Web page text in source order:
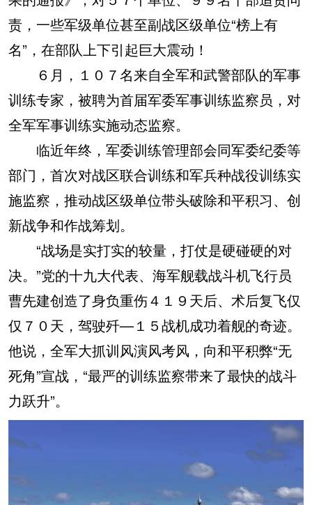
责，一些军级单位甚至副战区级单位“榜上有
名”，在部队上下引起巨大震动！
６月，１０７名来自全军和武警部队的军事
训练专家，被聘为首届军委军事训练监察员，对
全军军事训练实施动态监察。
临近年终，军委训练管理部会同军委纪委等
部门，首次对战区联合训练和军兵种战役训练实
施监察，推动战区级单位带头破除和平积习、创
新战争和作战筹划。
“战场是实打实的较量，打仗是硬碰硬的对
决。”党的十九大代表、海军舰载战斗机飞行员
曹先建创造了身负重伤４１９天后、术后复飞仅
仅７０天，驾驶歼—１５战机成功着舰的奇迹。
他说，全军大抓训风演风考风，向和平积弊“无
死角”宣战，“最严的训练监察带来了最快的战斗
力跃升”。